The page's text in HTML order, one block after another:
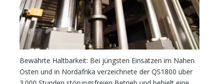
Bewährte Haltbarkeit: Bei jüngsten Einsätzen im Nahen
Osten und in Nordafrika verzeichnete der QS1800 über